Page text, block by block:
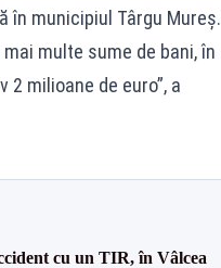
în municipiul Târgu Mureș.
multe sume de bani, în
milioane de euro”, a
cu un TIR, în Vâlcea